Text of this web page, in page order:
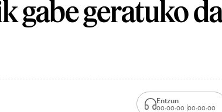
gabe geratuko
Entzun
00:00:00 00:00:00